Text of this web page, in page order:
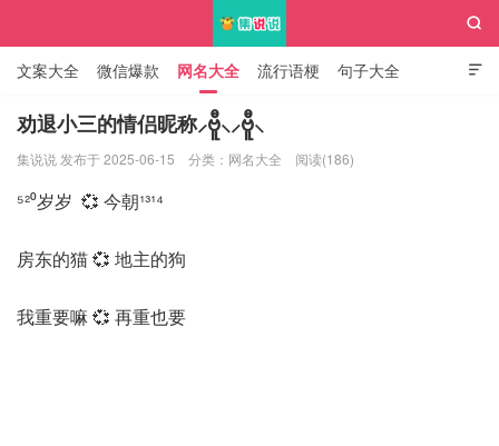

文案大全 微信爆款 网名大全 流行语梗 句子大全
知识大全

劝退小三的情侣昵称⸝ဗီူ⸜⸝ဗီူ⸜
集说说 发布于 2025-06-15 分类： 网名大全 阅读(186)
⁵²⁰岁岁 💞 今朝¹³¹⁴
房东的猫 💞 地主的狗
我重要嘛 💞 再重也要